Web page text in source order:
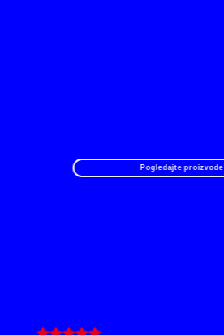
Pogledajte proizvode